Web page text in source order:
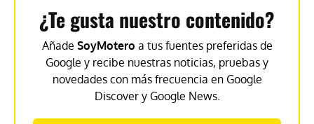
¿Te gusta nuestro contenido?
Añade SoyMotero a tus fuentes preferidas de
Google y recibe nuestras noticias, pruebas y
novedades con más frecuencia en Google
Discover y Google News.